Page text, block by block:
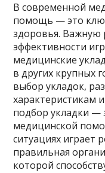
В современной
помощь — это
здоровья. Важную
эффективности
медицинские
в других крупных
выбор укладок,
характеристикам
подбор укладки —
медицинской
ситуациях
правильная
которой